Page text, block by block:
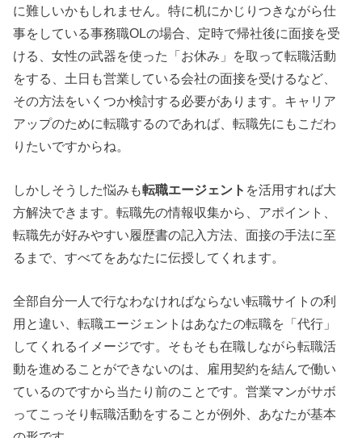
に難しいかもしれません。特に机にかじりつきながら仕
事をしている事務職OLの場合、定時で帰社後に面接を受
ける、女性の武器を使った「お休み」を取って転職活動
をする、土日も営業している会社の面接を受けるなど、
その方法をいくつか検討する必要があります。キャリア
アップのために転職するのであれば、転職先にもこだわ
りたいですからね。
しかしそうした悩みも転職エージェント を活用すれば大
方解決できます。転職先の情報収集から、アポイント、
転職先が好みやすい履歴書の記入方法、面接の手法に至
るまで、すべてをあなたに伝授してくれます。
全部自分一人で行なわなければならない転職サイトの利
用と違い、転職エージェントはあなたの転職を「代行」
してくれるイメージです。そもそも在職しながら転職活
動を進めることができないのは、雇用契約を結んで働い
ているのですから当たり前のことです。営業マンがサボ
ってこっそり転職活動をすることが例外、あなたが基本